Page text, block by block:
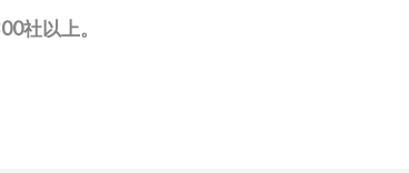
社以上。